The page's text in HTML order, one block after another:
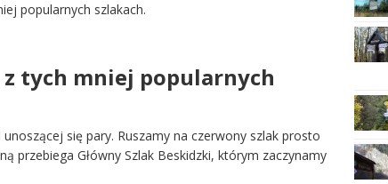
popularnych szlakach.
z tych mniej popularnych
się pary. Ruszamy na czerwony szlak prosto
przebiega Główny Szlak Beskidzki, którym zaczynamy